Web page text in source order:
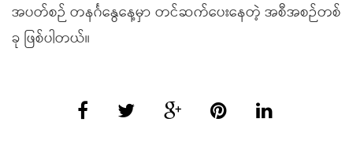
အပတ်စဉ် တနင်္ဂနွေနေ့မှာ တင်ဆက်ပေးနေတဲ့ အစီအစဉ်တစ်
ခု ဖြစ်ပါတယ်။